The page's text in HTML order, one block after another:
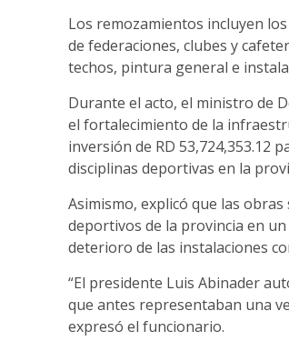
Los remozamientos incluyen
de federaciones, clubes y
techos, pintura general e
Durante el acto, el ministro de
el fortalecimiento de la
inversión de RD 53,724,353.12
disciplinas deportivas en la
Asimismo, explicó que las
deportivos de la provincia en
deterioro de las instalaciones
“El presidente Luis Abinader
que antes representaban una
expresó el funcionario.